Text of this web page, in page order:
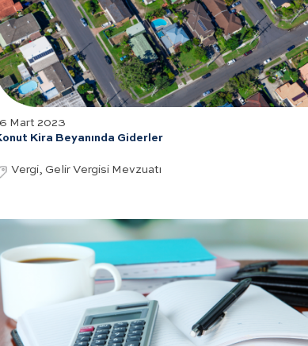
Mart 2023
Kira Beyanında Giderler
Vergi, Gelir Vergisi Mevzuatı